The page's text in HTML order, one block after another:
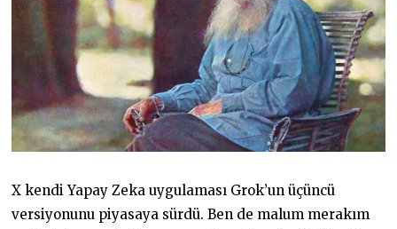
X kendi Yapay Zeka uygulaması Grok’un üçüncü
versiyonunu piyasaya sürdü. Ben de malum merakım